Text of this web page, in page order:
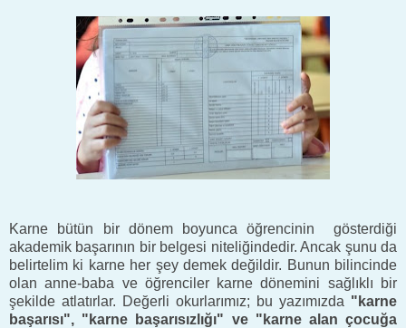
Karne bütün bir dönem boyuncaöğrencinin
gösterdiği
akademik başarının bir belgesi niteliğindedir. Ancak şunu da
belirtelim ki karne her şey demek değildir. Bunun bilincinde
olan anne-baba ve öğrenciler karne dönemini sağlıklı bir
şekilde atlatırlar. Değerli okurlarımız; bu yazımızda "karne
başarısı", "karne başarısızlığı" ve "karne alan çocuğa